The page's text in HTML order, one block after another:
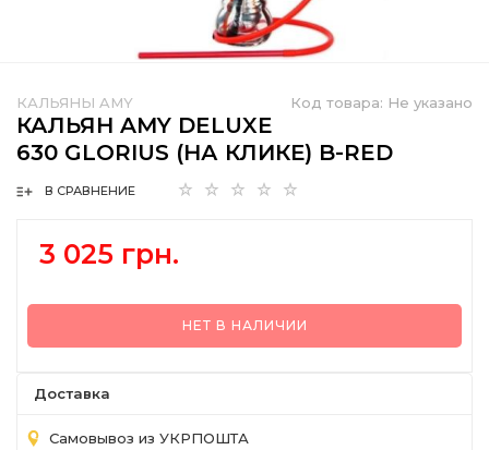
Код товара: Не указано
КАЛЬЯНЫ AMY
КАЛЬЯН AMY DELUXE
630 GLORIUS (НА КЛИКЕ) B-RED
В СРАВНЕНИЕ
3 025 грн.
НЕТ В НАЛИЧИИ
Доставка
Самовывоз из УКРПОШТА